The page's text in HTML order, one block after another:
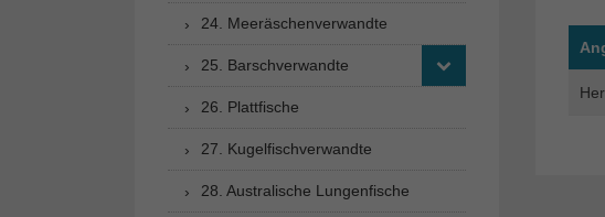
24. Meeräschenverwandte
25. Barschverwandte
26. Plattfische
27. Kugelfischverwandte
28. Australische Lungenfische